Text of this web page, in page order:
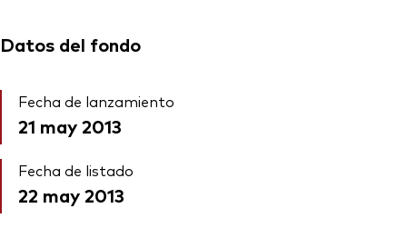
Datos del fondo
Fecha de lanzamiento
21 may 2013
Fecha de listado
22 may 2013